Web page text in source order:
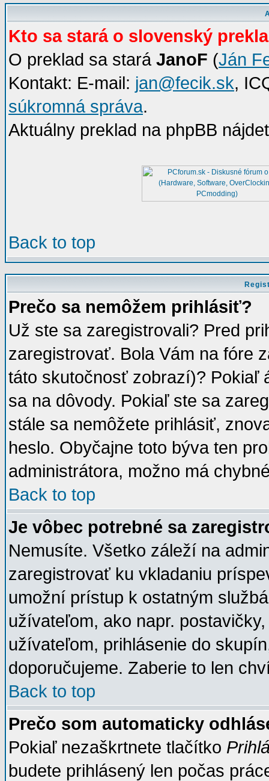
Kto sa stará o slovenský
O preklad sa stará JanoF (Ján
Kontakt: E-mail: jan@fecik.sk,
súkromná správa.
Aktuálny preklad na phpBB
Back to top
Prečo sa nemôžem prihlásiť?
Už ste sa zaregistrovali? Pred
zaregistrovať. Bola Vám na fóre
táto skutočnosť zobrazí)? Pokiaľ
sa na dôvody. Pokiaľ ste sa
stále sa nemôžete prihlásiť,
heslo. Obyčajne toto býva ten
administrátora, možno má
Back to top
Je vôbec potrebné sa
Nemusíte. Všetko záleží na
zaregistrovať ku vkladaniu
umožní prístup k ostatným
užívateľom, ako napr.
užívateľom, prihlásenie do
doporučujeme. Zaberie to len
Back to top
Prečo som automaticky
Pokiaľ nezaškrtnete tlačítko
budete prihlásený len počas